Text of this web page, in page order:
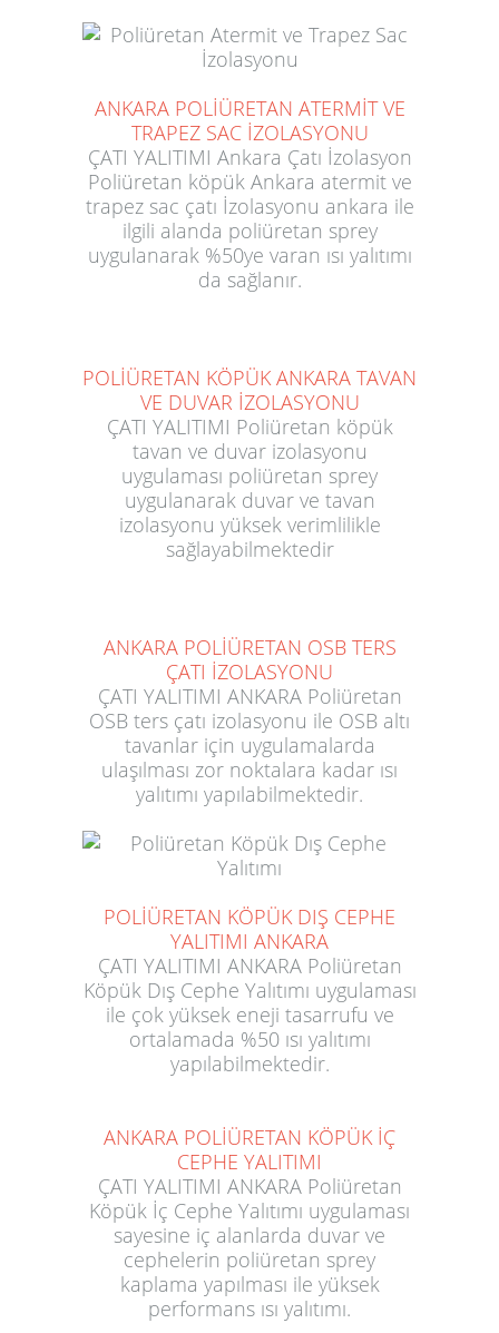
ANKARA POLİÜRETAN ATERMİT VE
TRAPEZ SAC İZOLASYONU
ÇATI YALITIMI Ankara Çatı İzolasyon
Poliüretan köpük Ankara atermit ve
trapez sac çatı İzolasyonu ankara ile
ilgili alanda poliüretan sprey
uygulanarak %50ye varan ısı yalıtımı
da sağlanır.
POLİÜRETAN KÖPÜK ANKARA TAVAN
VE DUVAR İZOLASYONU
ÇATI YALITIMI Poliüretan köpük
tavan ve duvar izolasyonu
uygulaması poliüretan sprey
uygulanarak duvar ve tavan
izolasyonu yüksek verimlilikle
sağlayabilmektedir
ANKARA POLİÜRETAN OSB TERS
ÇATI İZOLASYONU
ÇATI YALITIMI ANKARA Poliüretan
OSB ters çatı izolasyonu ile OSB altı
tavanlar için uygulamalarda
ulaşılması zor noktalara kadar ısı
yalıtımı yapılabilmektedir.
POLİÜRETAN KÖPÜK DIŞ CEPHE
YALITIMI ANKARA
ÇATI YALITIMI ANKARA Poliüretan
Köpük Dış Cephe Yalıtımı uygulaması
ile çok yüksek eneji tasarrufu ve
ortalamada %50 ısı yalıtımı
yapılabilmektedir.
ANKARA POLİÜRETAN KÖPÜK İÇ
CEPHE YALITIMI
ÇATI YALITIMI ANKARA Poliüretan
Köpük İç Cephe Yalıtımı uygulaması
sayesine iç alanlarda duvar ve
cephelerin poliüretan sprey
kaplama yapılması ile yüksek
performans ısı yalıtımı.